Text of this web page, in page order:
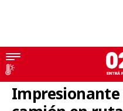
Siniestros viales
Impresionante